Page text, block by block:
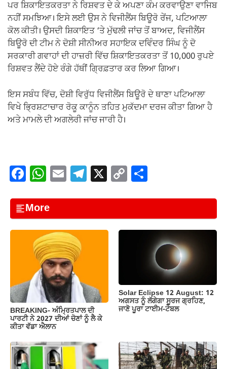
ਪਰ ਸ਼ਿਕਾਇਤਕਰਤਾ ਨੇ ਰਿਸ਼ਵਤ ਦੇ ਕੇ ਅਪਣਾ ਕੰਮ ਕਰਵਾਉਣਾ ਵਾਜਿਬ
ਨਹੀਂ ਸਮਝਿਆ। ਇਸੇ ਲਈ ਉਸ ਨੇ ਵਿਜੀਲੈਂਸ ਬਿਊਰੋ ਰੇਂਜ, ਪਟਿਆਲਾ
ਕੋਲ ਕੀਤੀ। ਉਸਦੀ ਸ਼ਿਕਾਇਤ ‘ਤੇ ਮੁੱਢਲੀ ਜਾਂਚ ਤੋਂ ਬਾਅਦ, ਵਿਜੀਲੈਂਸ
ਬਿਊਰੋ ਦੀ ਟੀਮ ਨੇ ਦੋਸ਼ੀ ਸੀਨੀਅਰ ਸਹਾਇਕ ਦਵਿੰਦਰ ਸਿੰਘ ਨੂੰ ਦੋ
ਸਰਕਾਰੀ ਗਵਾਹਾਂ ਦੀ ਹਾਜ਼ਰੀ ਵਿੱਚ ਸ਼ਿਕਾਇਤਕਰਤਾ ਤੋਂ 10,000 ਰੁਪਏ
ਰਿਸ਼ਵਤ ਲੈਂਦੇ ਹੋਏ ਰੰਗੇ ਹੱਥੀਂ ਗ੍ਰਿਫ਼ਤਾਰ ਕਰ ਲਿਆ ਗਿਆ।
ਇਸ ਸਬੰਧ ਵਿੱਚ, ਦੋਸ਼ੀ ਵਿਰੁੱਧ ਵਿਜੀਲੈਂਸ ਬਿਊਰੋ ਦੇ ਥਾਣਾ ਪਟਿਆਲਾ
ਵਿਖੇ ਭ੍ਰਿਸ਼ਟਾਚਾਰ ਰੋਕੂ ਕਾਨੂੰਨ ਤਹਿਤ ਮੁਕੱਦਮਾ ਦਰਜ ਕੀਤਾ ਗਿਆ ਹੈ
ਅਤੇ ਮਾਮਲੇ ਦੀ ਅਗਲੇਰੀ ਜਾਂਚ ਜਾਰੀ ਹੈ।
F
c
e
b
o
o
k
W
at
s
A
p
p
E T
gr
X C
y e
More
BREAKING- ਅੰਮ੍ਰਿਤਪਾਲ ਦੀ
ਪਾਰਟੀ ਨੇ 2027 ਦੀਆਂ ਚੋਣਾਂ ਨੂੰ ਲੈ ਕੇ
ਕੀਤਾ ਵੱਡਾ ਐਲਾਨ
Solar Eclipse 12 August: 12
ਅਗਸਤ ਨੂੰ ਲੱਗੇਗਾ ਸੂਰਜ ਗ੍ਰਹਿਣ,
ਜਾਣੋ ਪੂਰਾ ਟਾਈਮ-ਟੇਬਲ